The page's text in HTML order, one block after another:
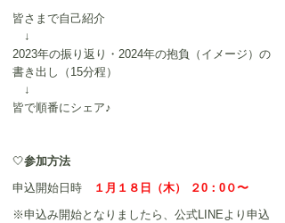
皆さまで自己紹介
↓
2023年の振り返り・2024年の抱負（イメージ）の
書き出し（15分程）
↓
皆で順番にシェア♪
🤍参加方法
申込開始日時
１月１８日（木） ２0：0０〜
※申込み開始となりましたら、公式LINEより申込